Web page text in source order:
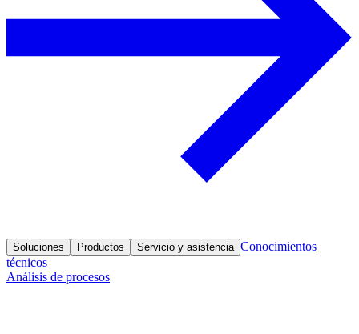
Soluciones Productos Servicio y asistencia Conocimientos
técnicos
Análisis de procesos